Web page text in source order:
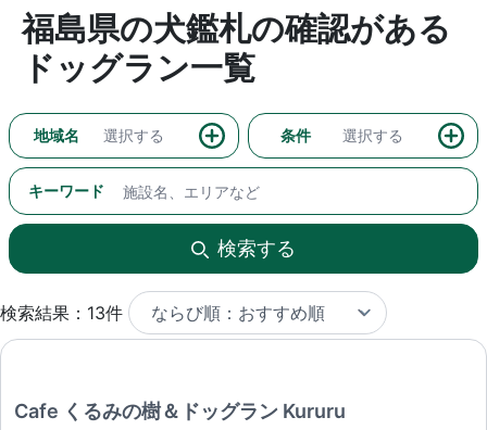
福島県の犬鑑札の確認がある
ドッグラン一覧
地域名 選択する 条件 選択する
キーワード
検索する
検索結果：13件
Cafe くるみの樹＆ドッグラン Kururu